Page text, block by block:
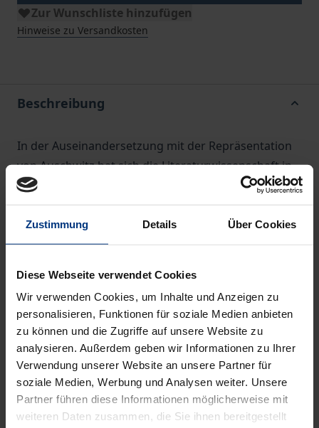
Zustimmung Details Über Cookies
Diese Webseite verwendet Cookies
Wir verwenden Cookies, um Inhalte und Anzeigen zu
personalisieren, Funktionen für soziale Medien anbieten
zu können und die Zugriffe auf unsere Website zu
analysieren. Außerdem geben wir Informationen zu Ihrer
Verwendung unserer Website an unsere Partner für
soziale Medien, Werbung und Analysen weiter. Unsere
Partner führen diese Informationen möglicherweise mit
weiteren Daten zusammen, die Sie ihnen bereitgestellt
Zur Wunschliste hinzufügen
Hinweise zu Versandkosten
Beschreibung
In der Auseinandersetzung mit der Repräsentation
von Auschwitz hat sich die Literaturwissenschaft in
den letzten Jahren zunehmend mit dem Komplex
von Gedächtnis und Erinnerung beschäftigt. Auf
Basis dieses Ansatzes widmet sich dieses Buch zwei
Autoren, in deren Werken der Holocaust und seine
unterschiedlichen biographischen Hintergrundes
haben beide Autoren ähnliche Strategien entwickelt,
Auschwitz in ihrem Werk zu thematisieren.
Vorangestellt ist den Werkanalysen eine kritische
Untersuchung des Trauma-Begriffs, in der die
Problematik dieses Konzeptes nicht unterschlagen
wird. Dabei werden Ansätze Theodor W. Adornos